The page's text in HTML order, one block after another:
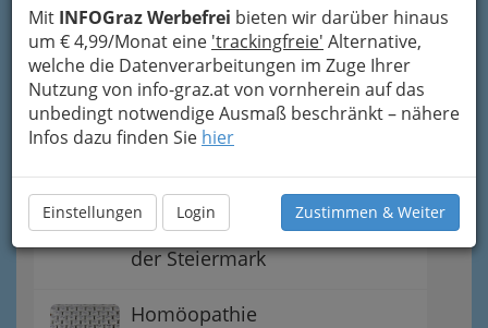
Mit INFOGraz Werbefrei bieten wir darüber hinaus
um € 4,99/Monat eine 'trackingfreie' Alternative,
welche die Datenverarbeitungen im Zuge Ihrer
Nutzung von info-graz.at von vornherein auf das
unbedingt notwendige Ausmaß beschränkt – nähere
Infos dazu finden Sie hier
Einstellungen Login Zustimmen & Weiter
Alternativtherapie
Akupunktur und Varianten in
der Schmerztherapie
Anthroposophische /
antroposophische Medizin in
der Steiermark
Homöopathie